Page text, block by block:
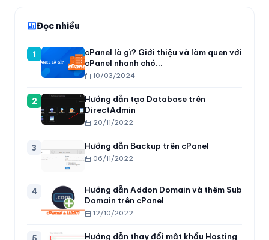
Đọc nhiều
1
cPanel là gì? Giới thiệu và làm quen với
cPanel nhanh chó...
10/03/2024
2
Hướng dẫn tạo Database trên
DirectAdmin
20/11/2022
3 Hướng dẫn Backup trên cPanel
06/11/2022
4
Hướng dẫn Addon Domain và thêm Sub
Domain trên cPanel
12/10/2022
5 Hướng dẫn thay đổi mật khẩu Hosting